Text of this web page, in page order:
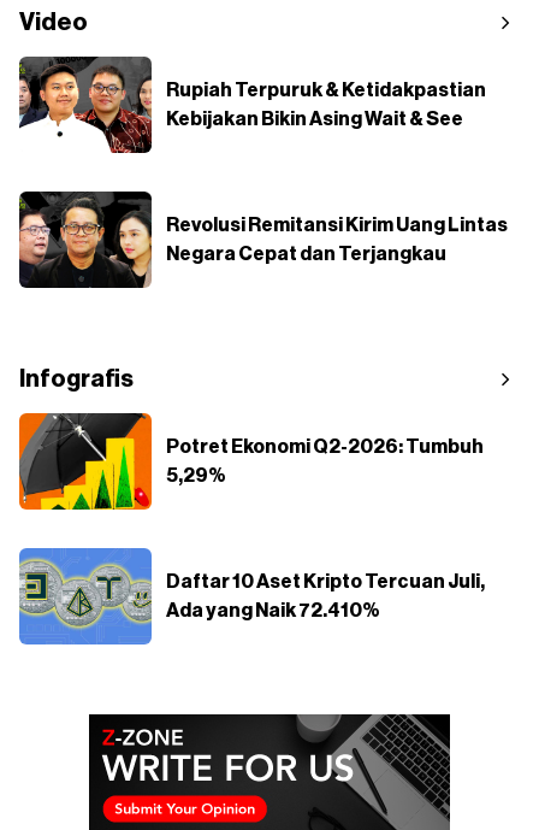
Video
Rupiah Terpuruk & Ketidakpastian
Kebijakan Bikin Asing Wait & See
Revolusi Remitansi Kirim Uang Lintas
Negara Cepat dan Terjangkau
Infografis
Potret Ekonomi Q2-2026: Tumbuh
5,29%
Daftar 10 Aset Kripto Tercuan Juli,
Ada yang Naik 72.410%